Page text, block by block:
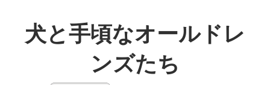
テ犬と手頃なオールドレ
ンズたち